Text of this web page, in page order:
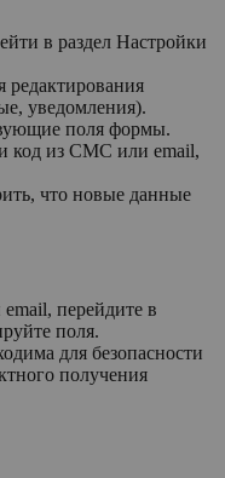
в раздел Настройки
редактирования
уведомления).
поля формы.
код из СМС или email,
что новые данные
перейдите в
поля.
для безопасности
получения